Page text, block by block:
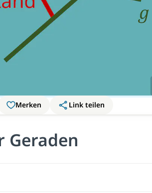
Merken
Link teilen
Geraden